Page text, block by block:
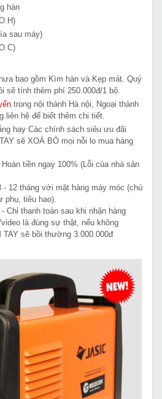
hàn
sau máy)
bao gồm Kìm hàn và Kẹp mát. Quý
sẽ tính thêm phí 250.000đ/1 bộ.
trong nội thành Hà nội, Ngoại thành
liên hệ để biết thêm chi tiết.
hay Các chính sách siêu ưu đãi
sẽ XOÁ BỎ mọi nỗi lo mua hàng
tiền ngay 100% (Lỗi của nhà sản
- 12 tháng với mặt hàng máy móc (chú
tiêu hao).
Chỉ thanh toán sau khi nhận hàng
là đúng sự thật, nếu không
sẽ bồi thường 3.000.000đ